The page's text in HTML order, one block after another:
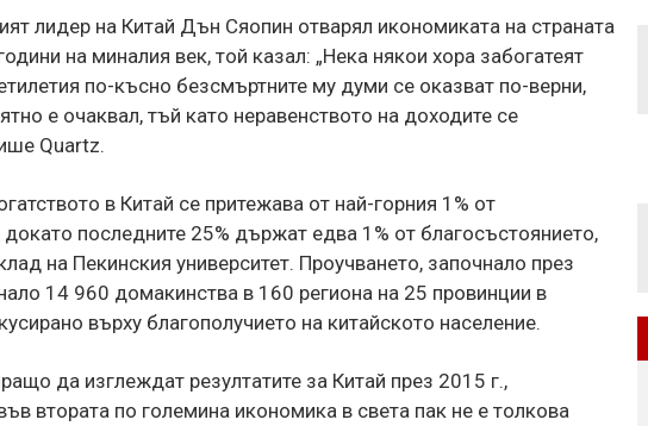
лидер на Китай Дън Сяопин отварял икономиката на страната
на миналия век, той казал: „Нека някои хора забогатеят
по-късно безсмъртните му думи се оказват по-верни,
е очаквал, тъй като неравенството на доходите се
Quаrtz.
в Китай се притежава от най-горния 1% от
последните 25% държат едва 1% от благосъстоянието,
на Пекинския университет. Проучването, започнало през
14 960 домакинства в 160 региона на 25 провинции в
върху благополучието на китайското население.
да изглеждат резултатите за Китай през 2015 г.,
втората по големина икономика в света пак не е толкова